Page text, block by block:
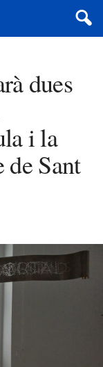
dues
i la
de Sant